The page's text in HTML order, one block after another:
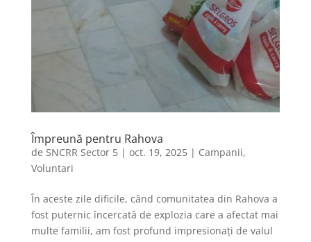
Împreună pentru Rahova
de SNCRR Sector 5| oct. 19, 2025| Campanii,
Voluntari
În aceste zile dificile, când comunitatea din Rahova a
fost puternic încercată de explozia care a afectat mai
multe familii, am fost profund impresionați de valul